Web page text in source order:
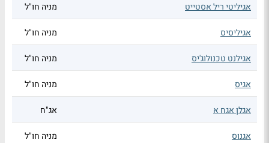
אגיליטי ריל אסטייט מניה חו"ל
אגיליסיס מניה חו"ל
אגילנט טכנולוג'יס מניה חו"ל
אגיס מניה חו"ל
אגלן אגח א אג"ח
אגנוס מניה חו"ל